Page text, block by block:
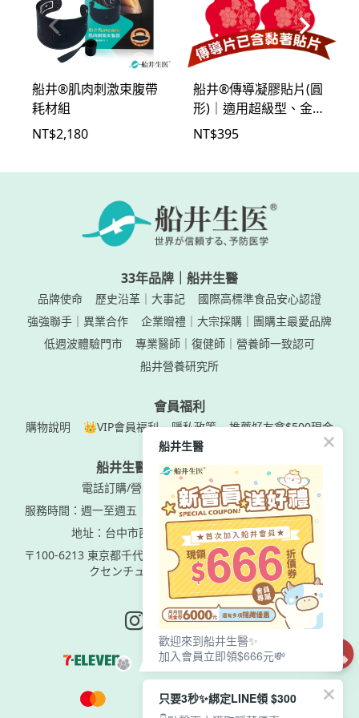
船井®肌肉刺激束腹帶
耗材組
NT$2,180
船井®傳導凝膠貼片(圓
形)｜適用超級型、金版
燃燒機主機
NT$395
33年品牌｜船井生醫
品牌使命 歷史沿革｜大事記
國際高標準食品安心認證
強強聯手｜異業合作
企業贈禮｜大宗採購｜團購主最愛品牌
低週波體驗門市
專業醫師｜復健師｜營養師一致認可
船井營養研究所
會員福利
購物說明 👑VIP會員福利 隱私政策 推薦好友拿$500現金
船井生醫｜船井生医株式會社
電話訂購/營養諮詢專線：0800-000888
服務時間：週一至週五
AM09:00-PM05:00 (12:00-1:00休息)
地址：台中市西屯區市政北一路77號9樓之2
〒100-6213 東京都千代田区丸の内一丁目11番1号 パシフィッ
クセンチュリープレイス丸の内13階
Instagram page
Line pageYoutube page
船井生醫
歡迎來到船井生醫✨
加入會員立即領$666元💸
只要3秒✨綁定LINE領 $300